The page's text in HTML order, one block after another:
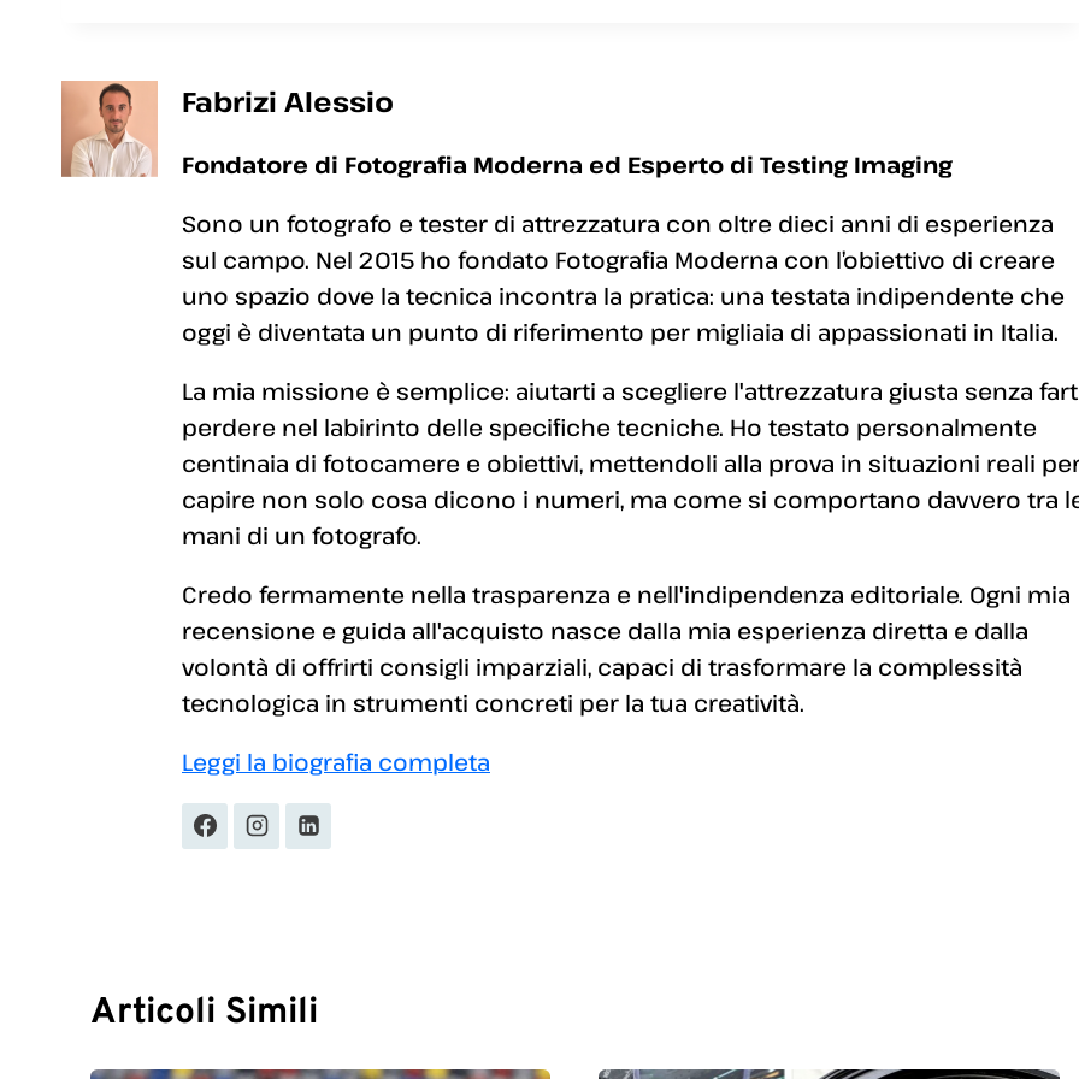
Fabrizi Alessio
Fondatore di Fotografia Moderna ed Esperto di Testing Imaging
Sono un fotografo e tester di attrezzatura con oltre dieci anni di esperienza
sul campo. Nel 2015 ho fondato Fotografia Moderna con l’obiettivo di creare
uno spazio dove la tecnica incontra la pratica: una testata indipendente che
oggi è diventata un punto di riferimento per migliaia di appassionati in Italia.
La mia missione è semplice: aiutarti a scegliere l'attrezzatura giusta senza
perdere nel labirinto delle specifiche tecniche. Ho testato personalmente
centinaia di fotocamere e obiettivi, mettendoli alla prova in situazioni reali
capire non solo cosa dicono i numeri, ma come si comportano davvero tra
mani di un fotografo.
Credo fermamente nella trasparenza e nell'indipendenza editoriale. Ogni mia
recensione e guida all'acquisto nasce dalla mia esperienza diretta e dalla
volontà di offrirti consigli imparziali, capaci di trasformare la complessità
tecnologica in strumenti concreti per la tua creatività.
Leggi la biografia completa
Articoli Simili